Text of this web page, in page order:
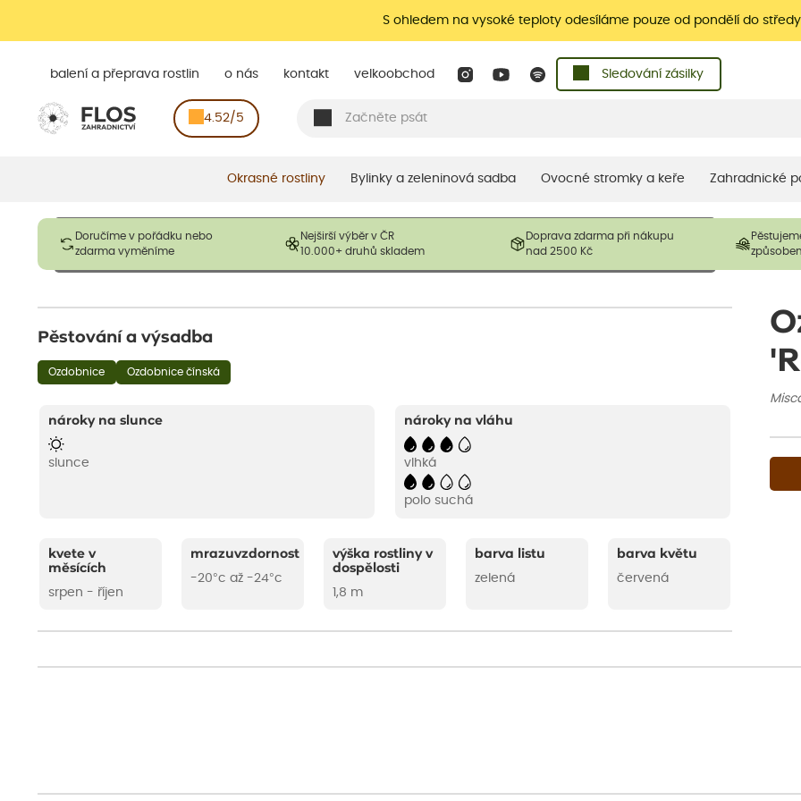
S ohledem na vysoké teploty odesíláme pouze od pondělí do středy
balení a přeprava rostlin o nás kontakt velkoobchod Sledování zásilky
4.52/5
Okrasné rostliny Bylinky a zeleninová sadba Ovocné stromky a keře Zahradnické
Doručíme v pořádku nebo
zdarma vyměníme
Nejširší výběr v ČR
10.000+ druhů skladem
Doprava zdarma při nákupu
nad 2500 Kč
Obrázky slouží pouze pro ilustrační účely a mají reprezentovat prodávané produkty. V závislosti na sezónnosti mohou být
opadavé rostliny dodávány v dormantním stavu a bez listů. Rostliny mohou být také sestřiženy níže, než je uvedená
Pěstování a výsadba
Ozdobnice Ozdobnice čínská
nároky na slunce
slunce
nároky na vláhu
vlhká
polo suchá
kvete v
měsících
srpen - říjen
mrazuvzdornost
-20°c až -24°c
výška rostliny v
dospělosti
1,8 m
barva listu
zelená
barva květu
červená